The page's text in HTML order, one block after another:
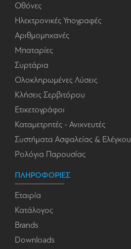
Οθόνες
Ηλεκτρονικές Υπογραφές
Αριθμομηχανές
Μπαταρίες
Συρτάρια
Ολοκληρωμένες Λύσεις
Κλήσεις Σερβιτόρου
Ετικετογράφοι
Καταμετρητές - Ανιχνευτές
Συστήματα Ασφαλείας & Ελέγχου
Ρολόγια Παρουσίας
ΠΛΗΡΟΦΟΡΙΕΣ
Εταιρία
Κατάλογος
Brands
Downloads